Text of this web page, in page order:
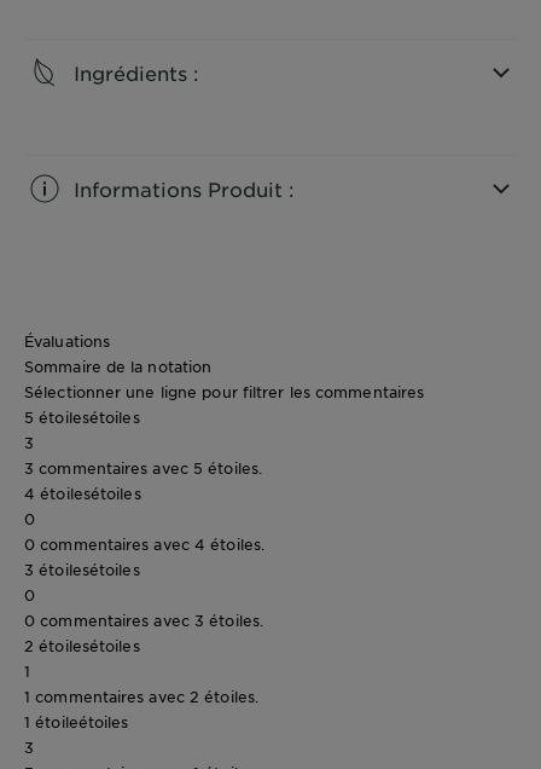
Ingrédients :
Informations Produit :
Évaluations
Sommaire de la notation
Sélectionner une ligne pour filtrer les commentaires
5 étoilesétoiles
3
3 commentaires avec 5 étoiles.
4 étoilesétoiles
0
0 commentaires avec 4 étoiles.
3 étoilesétoiles
0
0 commentaires avec 3 étoiles.
2 étoilesétoiles
1
1 commentaires avec 2 étoiles.
1 étoileétoiles
3